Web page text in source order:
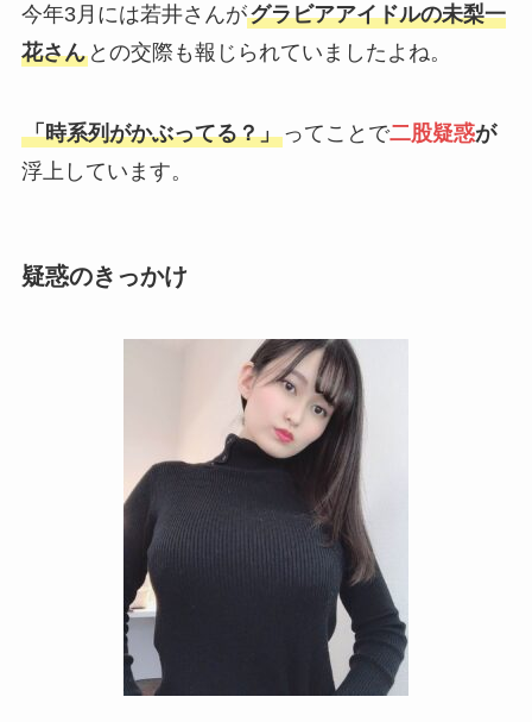
今年3月には若井さんがグラビアアイドルの未梨一
花さんとの交際も報じられていましたよね。
「時系列がかぶってる？」ってことで二股疑惑が
浮上しています。
疑惑のきっかけ